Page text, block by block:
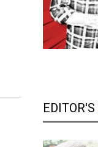
EDITOR'S